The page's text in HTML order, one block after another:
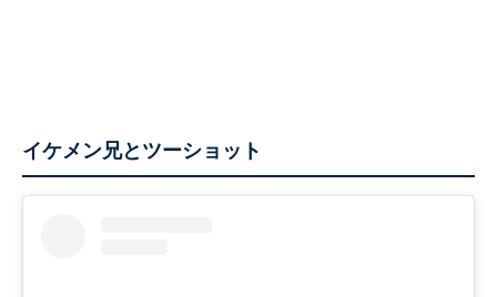
イケメン兄とツーショット